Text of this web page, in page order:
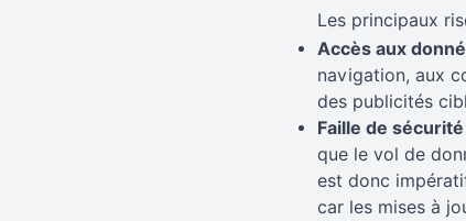
Les principaux
Accès aux
navigation, aux
des publicités
Faille de sécurité
que le vol de
est donc
car les mises à